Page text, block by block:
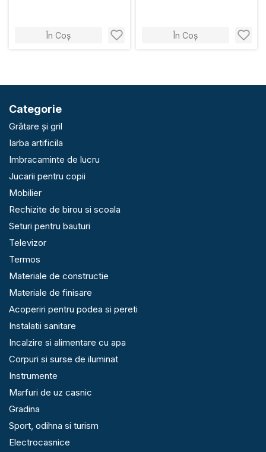
În Coș În Coș
Categorie
Grătare și gril
Iarba artificila
Imbracaminte de lucru
Jucarii pentru copii
Mobilier
Rechizite de birou si scoala
Seturi pentru bauturi
Televizor
Termos
Materiale de constructie
Materiale de finisare
Acoperiri pentru podea si pereti
Instalatii sanitare
Incalzire si alimentare cu apa
Corpuri si surse de iluminat
Instrumente
Marfuri de uz casnic
Gradina
Sport, odihna si turism
Electrocasnice